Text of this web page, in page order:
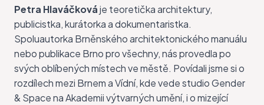
Petra Hlaváčkováje teoretička architektury,
publicistka, kurátorka a dokumentaristka.
Spoluautorka Brněnského architektonického manuálu
nebo publikace Brno pro všechny, nás provedla po
svých oblíbených místech ve městě. Povídali jsme si o
rozdílech mezi Brnem a Vídní, kde vede studio Gender
& Space na Akademii výtvarných umění, i o mizející